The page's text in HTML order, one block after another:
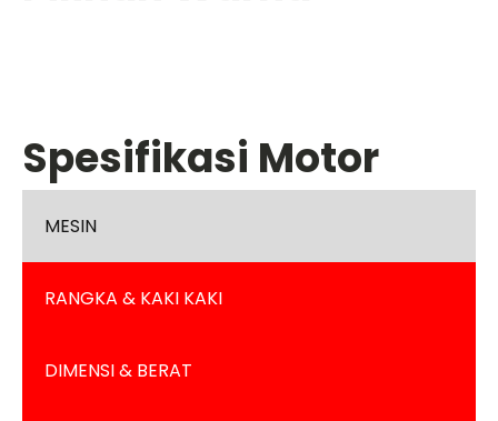
Spesifikasi Motor
MESIN
RANGKA & KAKI KAKI
DIMENSI & BERAT